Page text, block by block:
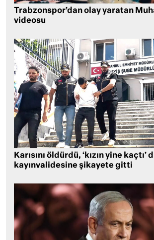
Trabzonspor’dan olay yaratan
videosu
Karısını öldürdü, ‘kızın yine kaçtı’
kayınvalidesine şikayete gitti